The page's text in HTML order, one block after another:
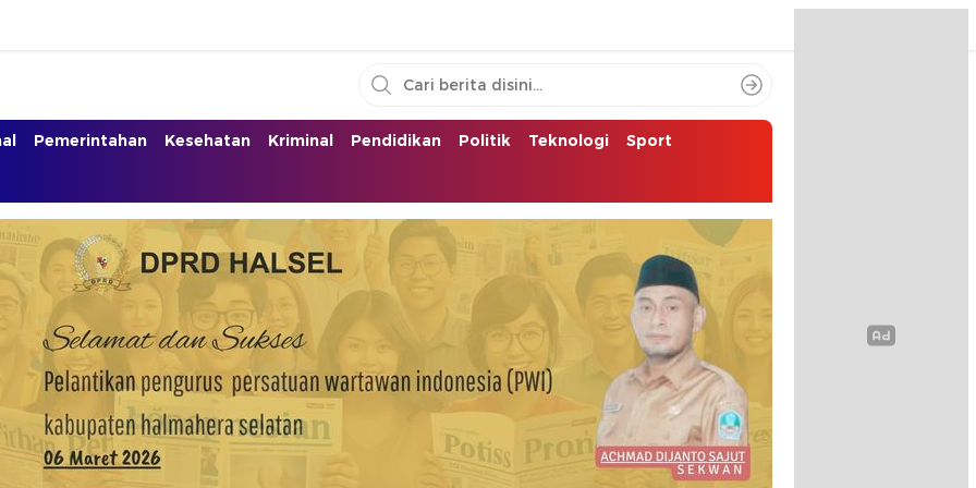
Pemerintahan Kesehatan Kriminal Pendidikan Politik Teknologi Sport